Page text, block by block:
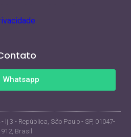
Whatsapp
lj 3 - República, São Paulo - SP, 01047-
912, Brasil